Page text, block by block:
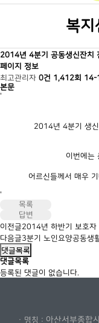
복지
2014년 4분기 공동생신잔치
페이지 정보
최고관리자 0건 1,412회 14-
본문
'
2014년 4분기 생
이번에는
어르신들께서 매우
'
목록
답변
이전글2014년 하반기 보호자
다음글3분기 노인요양공동생
댓글목록
댓글목록
등록된 댓글이 없습니다.
· 명칭 : 아산서부종합